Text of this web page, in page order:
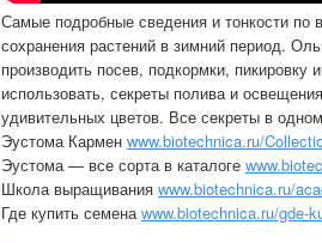
Самые подробные сведения и тонкости
сохранения растений в зимний период.
производить посев, подкормки,
использовать, секреты полива и
удивительных цветов. Все секреты в
Эустома Кармен www.biotechnica.ru/
Эустома — все сорта в каталоге
Школа выращивания www.biotechnica.ru/
Где купить семенаwww.biotechnica.ru/gde-